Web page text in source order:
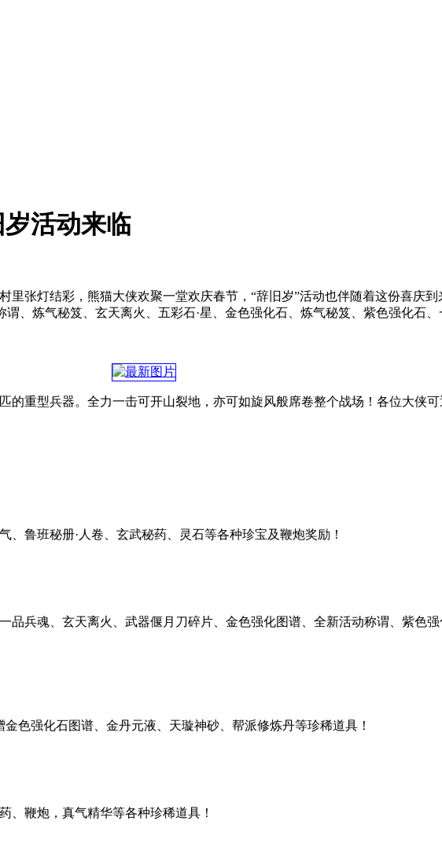
活动来临
张灯结彩，熊猫大侠欢聚一堂欢庆春节，“辞旧岁”活动也伴随着这份喜庆
、炼气秘笈、玄天离火、五彩石·星、金色强化石、炼气秘笈、紫色强化石、
重型兵器。全力一击可开山裂地，亦可如旋风般席卷整个战场！各位大侠
鲁班秘册·人卷、玄武秘药、灵石等各种珍宝及鞭炮奖励！
品兵魂、玄天离火、武器偃月刀碎片、金色强化图谱、全新活动称谓、紫色
色强化石图谱、金丹元液、天璇神砂、帮派修炼丹等珍稀道具！
、鞭炮，真气精华等各种珍稀道具！